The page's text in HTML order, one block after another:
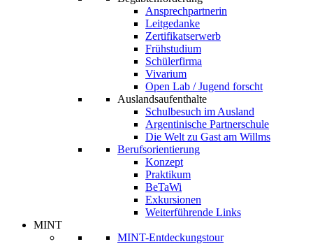
Ansprechpartnerin
Leitgedanke
Zertifikatserwerb
Frühstudium
Schülerfirma
Vivarium
Open Lab / Jugend forscht
Auslandsaufenthalte
Schulbesuch im Ausland
Argentinische Partnerschule
Die Welt zu Gast am Willms
Berufsorientierung
Konzept
Praktikum
BeTaWi
Exkursionen
Weiterführende Links
MINT
MINT-Entdeckungstour